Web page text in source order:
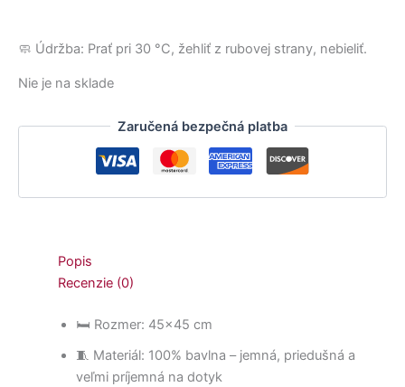
🧼 Údržba: Prať pri 30 °C, žehliť z rubovej strany, nebieliť.
Nie je na sklade
Zaručená bezpečná platba
Popis
Recenzie (0)
🛏️ Rozmer: 45×45 cm
🧵 Materiál: 100% bavlna – jemná, priedušná a
veľmi príjemná na dotyk